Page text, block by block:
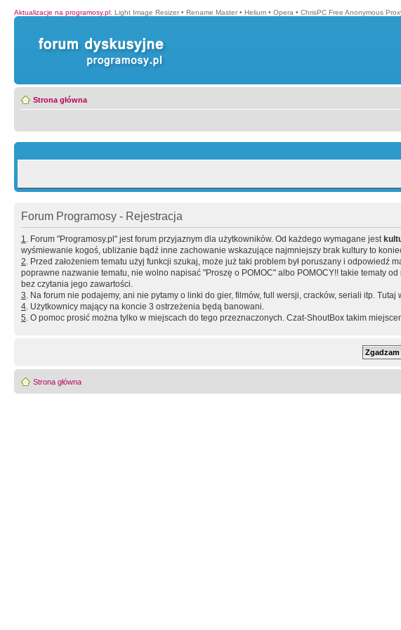
Aktualizacje na programosy.pl: Light Image Resizer • Rename Master • Helium • Opera • ChrisPC Free Anonymous
Strona główna
Forum Programosy - Rejestracja
1. Forum "Programosy.pl" jest forum przyjaznym dla użytkowników. Od każdego wymagane jest
wyśmiewanie kogoś, ubliżanie bądź inne zachowanie wskazujące najmniejszy brak kultury to
2. Przed założeniem tematu użyj funkcji szukaj, może już taki problem był poruszany i
poprawne nazwanie tematu, nie wolno napisać "Proszę o POMOC" albo POMOCY!! takie tematy
bez czytania jego zawartości.
3. Na forum nie podajemy, ani nie pytamy o linki do gier, filmów, full wersji, cracków, seriali itp. Tutaj
4. Użytkownicy mający na koncie 3 ostrzeżenia będą banowani.
5. O pomoc prosić można tylko w miejscach do tego przeznaczonych. Czat-ShoutBox takim
Strona główna